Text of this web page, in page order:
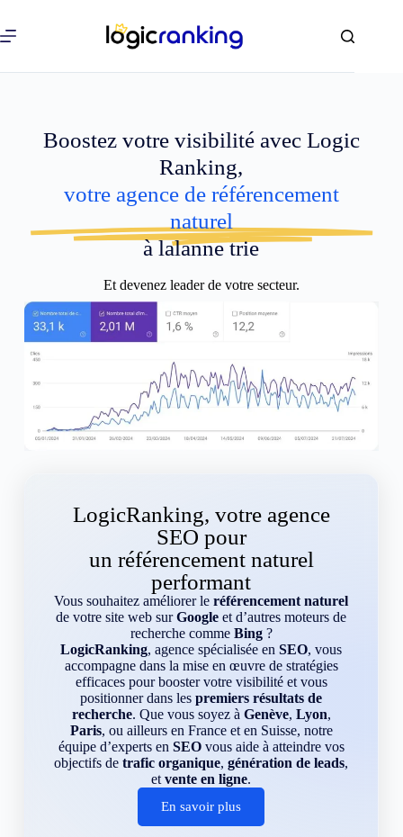
Boostez votre visibilité avec Logic
Ranking,
votre agence de référencement
naturel
à lalanne trie
Et devenez leader de votre secteur.
LogicRanking, votre agence
SEO pour
un référencement naturel
performant
Vous souhaitez améliorer leréférencement naturel
de votre site web surGoogle et d’autres moteurs de
recherche comme Bing?
LogicRanking, agence spécialisée enSEO, vous
accompagne dans la mise en œuvre de stratégies
efficaces pour booster votre visibilité et vous
positionner dans lespremiers résultats de
recherche. Que vous soyez à Genève, Lyon,
Paris, ou ailleurs en France et en Suisse, notre
équipe d’experts en SEOvous aide à atteindre vos
objectifs detrafic organique,génération de leads,
etvente en ligne.
En savoir plus